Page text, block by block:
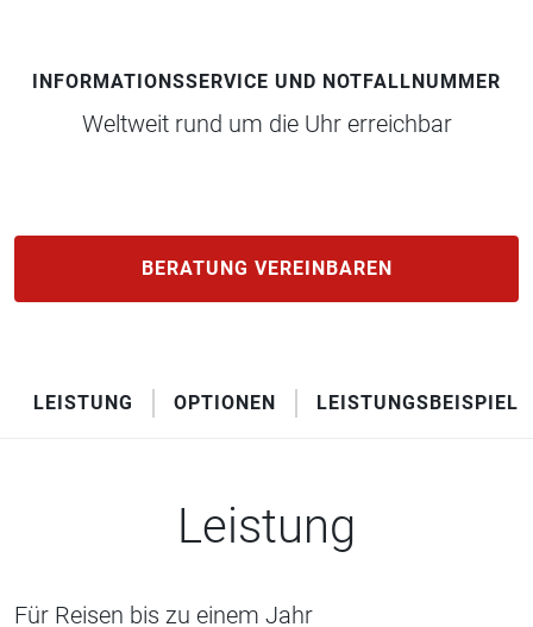
INFORMATIONSSERVICE UND NOTFALLNUMMER
Weltweit rund um die Uhr erreichbar
BERATUNG VEREINBAREN
LEISTUNG OPTIONEN LEISTUNGSBEISPIELE
Leistung
Für Reisen bis zu einem Jahr